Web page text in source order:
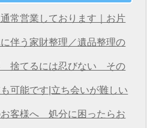
常営業しております｜お片
ービス市川店へ
伴う家財整理／遺品整理の
捨てるには忍びない その
可能です|立ち会いが難しい
客様へ 処分に困ったらお